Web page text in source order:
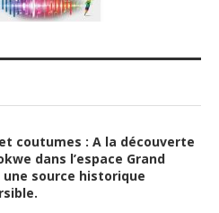
coutumes : A la découverte
dans l’espace Grand
une source historique